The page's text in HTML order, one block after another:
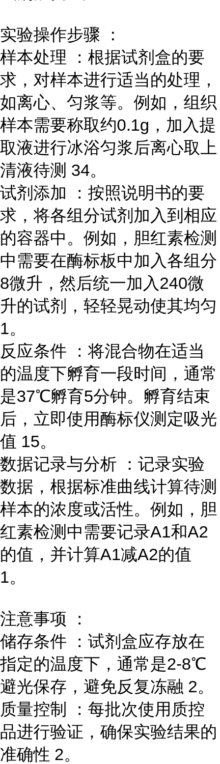
实验操作步骤 ：
样本处理 ：根据试剂盒的要
求，对样本进行适当的处理，
如离心、匀浆等。例如，组织
样本需要称取约0.1g，加入提
取液进行冰浴匀浆后离心取上
清液待测 34。
试剂添加 ：按照说明书的要
求，将各组分试剂加入到相应
的容器中。例如，胆红素检测
中需要在酶标板中加入各组分
8微升，然后统一加入240微
升的试剂，轻轻晃动使其均匀
1。
反应条件 ：将混合物在适当
的温度下孵育一段时间，通常
是37℃孵育5分钟。孵育结束
后，立即使用酶标仪测定吸光
值 15。
数据记录与分析 ：记录实验
数据，根据标准曲线计算待测
样本的浓度或活性。例如，胆
红素检测中需要记录A1和A2
的值，并计算A1减A2的值
1。
注意事项 ：
储存条件 ：试剂盒应存放在
指定的温度下，通常是2-8℃
避光保存，避免反复冻融 2。
质量控制 ：每批次使用质控
品进行验证，确保实验结果的
准确性 2。